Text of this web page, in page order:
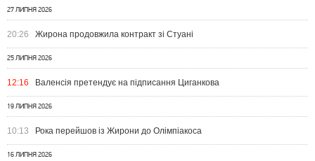
27 ЛИПНЯ 2026
20:26 Жирона продовжила контракт зі Стуані
25 ЛИПНЯ 2026
12:16 Валенсія претендує на підписання Циганкова
19 ЛИПНЯ 2026
10:13 Рока перейшов із Жирони до Олімпіакоса
16 ЛИПНЯ 2026